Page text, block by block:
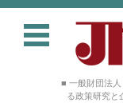
■ 一般財団法
る政策研究と